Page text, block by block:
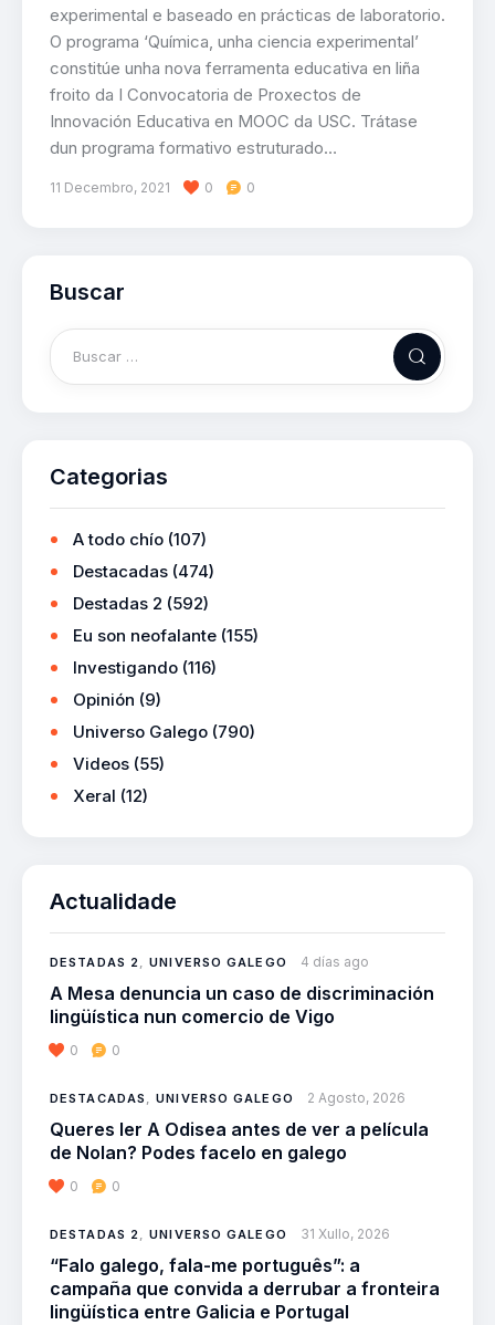
experimental e baseado en prácticas de laboratorio.
O programa ‘Química, unha ciencia experimental’
constitúe unha nova ferramenta educativa en liña
froito da I Convocatoria de Proxectos de
Innovación Educativa en MOOC da USC. Trátase
dun programa formativo estruturado…
11 Decembro, 2021 0 0
Buscar
Categorias
A todo chío (107)
Destacadas (474)
Destadas 2 (592)
Eu son neofalante (155)
Investigando (116)
Opinión (9)
Universo Galego (790)
Videos (55)
Xeral (12)
Actualidade
DESTADAS 2,UNIVERSO GALEGO 4 días ago
A Mesa denuncia un caso de discriminación
lingüística nun comercio de Vigo
0 0
DESTACADAS ,UNIVERSO GALEGO 2 Agosto, 2026
Queres ler A Odisea antes de ver a película
de Nolan? Podes facelo en galego
0 0
DESTADAS 2,UNIVERSO GALEGO 31 Xullo, 2026
“Falo galego, fala-me português”: a
campaña que convida a derrubar a fronteira
lingüística entre Galicia e Portugal